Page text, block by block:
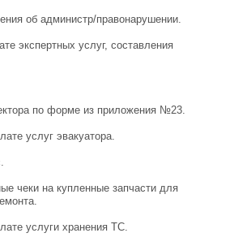
об администр/правонарушении.
экспертных услуг, составления
по форме из приложения №23.
услуг эвакуатора.
чеки на купленные запчасти для
услуги хранения ТС.